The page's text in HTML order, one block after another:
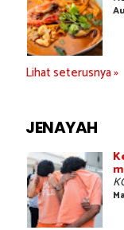
Lihat seterusnya »
JENAYAH